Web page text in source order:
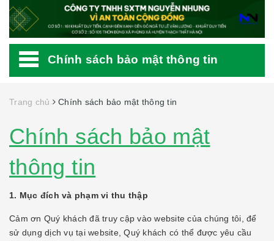
Chính sách bảo mật thông tin
Trang chủ Chính sách bảo mật thông tin
Chính sách bảo mật
thông tin
1. Mục đích và phạm vi thu thập
Cảm ơn Quý khách đã truy cập vào website của chúng tôi, để
sử dụng dịch vụ tại website, Quý khách có thể được yêu cầu